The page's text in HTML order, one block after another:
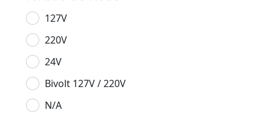
127V
220V
24V
Bivolt 127V / 220V
N/A